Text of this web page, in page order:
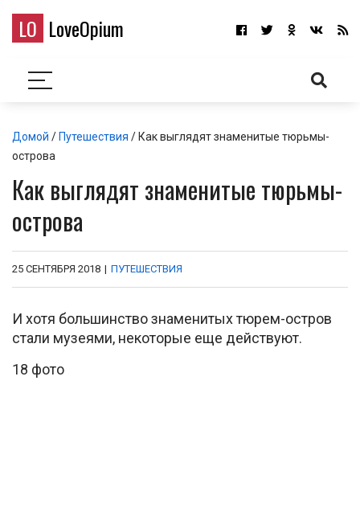
LO LoveOpium
Домой / Путешествия / Как выглядят знаменитые тюрьмы-
острова
Как выглядят знаменитые тюрьмы-
острова
25 СЕНТЯБРЯ 2018 | ПУТЕШЕСТВИЯ
И хотя большинство знаменитых тюрем-остров
стали музеями, некоторые еще действуют.
18 фото